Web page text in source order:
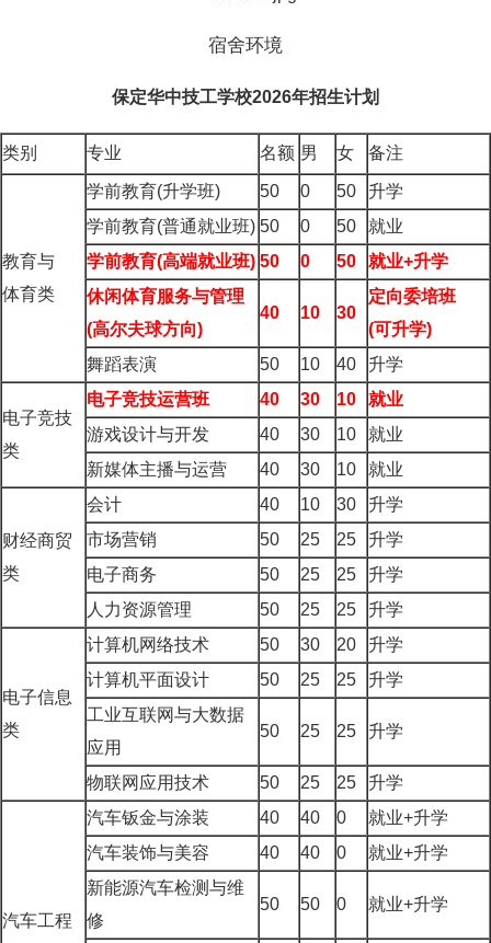
宿舍环境
保定华中技工学校2026年招生计划
类别 专业 名额 男 女 备注
教育与
体育类
学前教育(升学班) 50 0 50
升学
学前教育(普通就业班) 50 0 50
就业
学前教育(高端就业班) 50 0 50 就业+升学
休闲体育服务与管理
(高尔夫球方向)
40 10 30
定向委培班
(可升学)
舞蹈表演
50 10 40 升学
电子竞技
类
电子竞技运营班 40 30 10
就业
游戏设计与开发
40 30 10
就业
新媒体主播与运营
40 30 10 就业
财经商贸
类
会计 40 10 30
升学
市场营销
50 25 25
升学
电子商务
50 25 25
升学
人力资源管理
50 25 25 升学
电子信息
类
计算机网络技术 50 30 20
升学
计算机平面设计
50 25 25
升学
工业互联网与大数据
应用
50 25 25 升学
物联网应用技术 50 25 25 升学
汽车工程
汽车钣金与涂装 40 40 0
就业+升学
汽车装饰与美容
40 40 0
就业+升学
新能源汽车检测与维
修
50 50 0 就业+升学